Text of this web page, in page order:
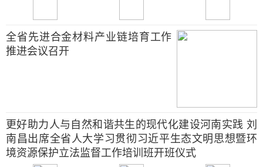
全省先进合金材料产业链培育工作
推进会议召开
更好助力人与自然和谐共生的现代化建设河南实践 刘
南昌出席全省人大学习贯彻习近平生态文明思想暨环
境资源保护立法监督工作培训班开班仪式